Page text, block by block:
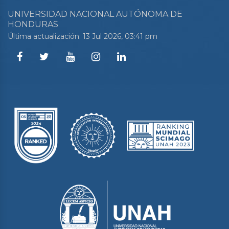
UNIVERSIDAD NACIONAL AUTÓNOMA DE
HONDURAS
Última actualización: 13 Jul 2026, 03:41 pm